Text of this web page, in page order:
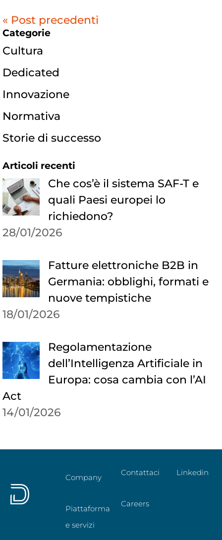
« Post precedenti
Categorie
Cultura
Dedicated
Innovazione
Normativa
Storie di successo
Articoli recenti
Che cos’è il sistema SAF-T e
quali Paesi europei lo
richiedono?
28/01/2026
Fatture elettroniche B2B in
Germania: obblighi, formati e
nuove tempistiche
18/01/2026
Regolamentazione
dell’Intelligenza Artificiale in
Europa: cosa cambia con l’AI
Act
14/01/2026
Company
Piattaforma
e servizi
Contattaci
Careers
Linkedin